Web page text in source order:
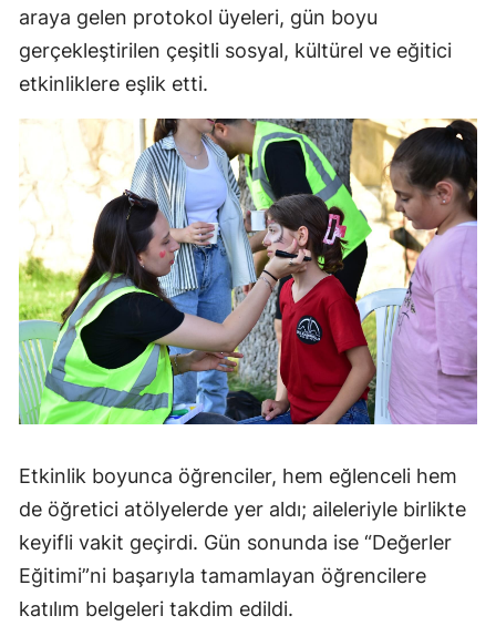
araya gelen protokol üyeleri, gün boyu
gerçekleştirilen çeşitli sosyal, kültürel ve eğitici
etkinliklere eşlik etti.
Etkinlik boyunca öğrenciler, hem eğlenceli hem
de öğretici atölyelerde yer aldı; aileleriyle birlikte
keyifli vakit geçirdi. Gün sonunda ise “Değerler
Eğitimi”ni başarıyla tamamlayan öğrencilere
katılım belgeleri takdim edildi.